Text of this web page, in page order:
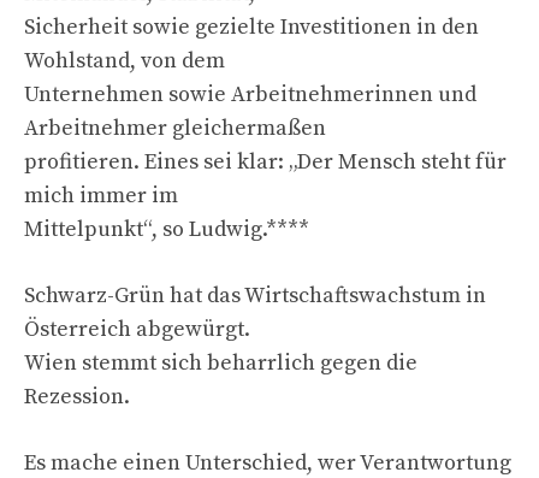
Sicherheit sowie gezielte Investitionen in den
Wohlstand, von dem
Unternehmen sowie Arbeitnehmerinnen und
Arbeitnehmer gleichermaßen
profitieren. Eines sei klar: „Der Mensch steht für
mich immer im
Mittelpunkt“, so Ludwig.****
Schwarz-Grün hat das Wirtschaftswachstum in
Österreich abgewürgt.
Wien stemmt sich beharrlich gegen die
Rezession.
Es mache einen Unterschied, wer Verantwortung